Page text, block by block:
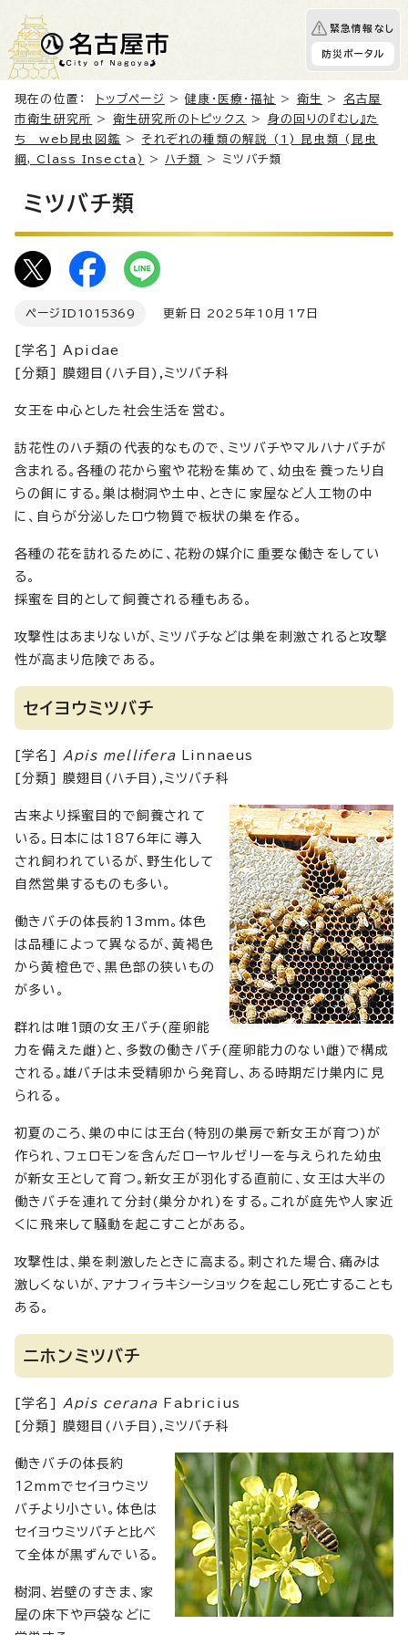
緊急情報なし
防災ポータル
現在の位置： トップページ >健康・医療・福祉 > 衛生 >
名古屋
市衛生研究所 > 衛生研究所のトピックス > 身の回りの『むし』た
ち web昆虫図鑑 > それぞれの種類の解説 (1) 昆虫類 (昆虫
綱, Class Insecta)
> ハチ類 > ミツバチ類
ミツバチ類
ページID 1015369 更新日 2025年10月17日
[学名] Apidae
[分類] 膜翅目(ハチ目),ミツバチ科
女王を中心とした社会生活を営む。
訪花性のハチ類の代表的なもので、ミツバチやマルハナバチが
含まれる。各種の花から蜜や花粉を集めて、幼虫を養ったり自
らの餌にする。巣は樹洞や土中、ときに家屋など人工物の中
に、自らが分泌したロウ物質で板状の巣を作る。
各種の花を訪れるために、花粉の媒介に重要な働きをしてい
る。
採蜜を目的として飼養される種もある。
攻撃性はあまりないが、ミツバチなどは巣を刺激されると攻撃
性が高まり危険である。
セイヨウミツバチ
[学名] Apis melliferaLinnaeus
[分類] 膜翅目(ハチ目),ミツバチ科
古来より採蜜目的で飼養されて
いる。日本には1876年に導入
され飼われているが、野生化して
自然営巣するものも多い。
働きバチの体長約13mm。体色
は品種によって異なるが、黄褐色
から黄橙色で、黒色部の狭いもの
が多い。
群れは唯1頭の女王バチ(産卵能
力を備えた雌)と、多数の働きバチ(産卵能力のない雌)で構成
される。雄バチは未受精卵から発育し、ある時期だけ巣内に見
られる。
初夏のころ、巣の中には王台(特別の巣房で新女王が育つ)が
作られ、フェロモンを含んだローヤルゼリーを与えられた幼虫
が新女王として育つ。新女王が羽化する直前に、女王は大半の
働きバチを連れて分封(巣分かれ)をする。これが庭先や人家近
くに飛来して騒動を起こすことがある。
攻撃性は、巣を刺激したときに高まる。刺された場合、痛みは
激しくないが、アナフィラキシーショックを起こし死亡することも
ある。
ニホンミツバチ
[学名] Apis cerana Fabricius
[分類] 膜翅目(ハチ目),ミツバチ科
働きバチの体長約
12mmでセイヨウミツ
バチより小さい。体色は
セイヨウミツバチと比べ
て全体が黒ずんでいる。
樹洞、岩壁のすきま、家
屋の床下や戸袋などに